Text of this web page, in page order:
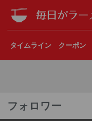
タイムライン クーポン
フォロワー